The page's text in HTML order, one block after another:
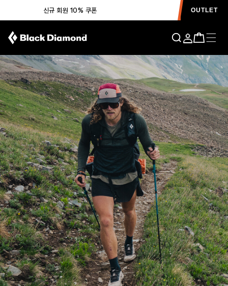
신규 회원 10% 쿠폰 OUTLET